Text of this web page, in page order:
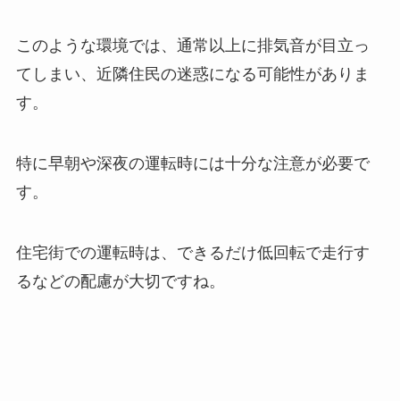
このような環境では、通常以上に排気音が目立っ
てしまい、近隣住民の迷惑になる可能性がありま
す。
特に早朝や深夜の運転時には十分な注意が必要で
す。
住宅街での運転時は、できるだけ低回転で走行す
るなどの配慮が大切ですね。